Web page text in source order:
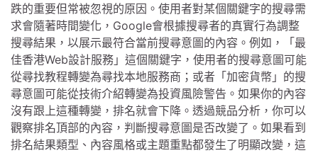
跌的重要但常被忽視的原因。使用者對某個關鍵字的搜尋需
求會隨著時間變化，Google會根據搜尋者的真實行為調整
搜尋結果，以展示最符合當前搜尋意圖的內容。例如，「最
佳香港Web設計服務」這個關鍵字，使用者的搜尋意圖可能
從尋找教程轉變為尋找本地服務商；或者「加密貨幣」的搜
尋意圖可能從技術介紹轉變為投資風險警告。如果你的內容
沒有跟上這種轉變，排名就會下降。透過競品分析，你可以
觀察排名頂部的內容，判斷搜尋意圖是否改變了。如果看到
排名結果類型、內容風格或主題重點都發生了明顯改變，這